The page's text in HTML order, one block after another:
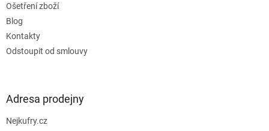
Ošetření zboží
Blog
Kontakty
Odstoupit od smlouvy
Adresa prodejny
Nejkufry.cz